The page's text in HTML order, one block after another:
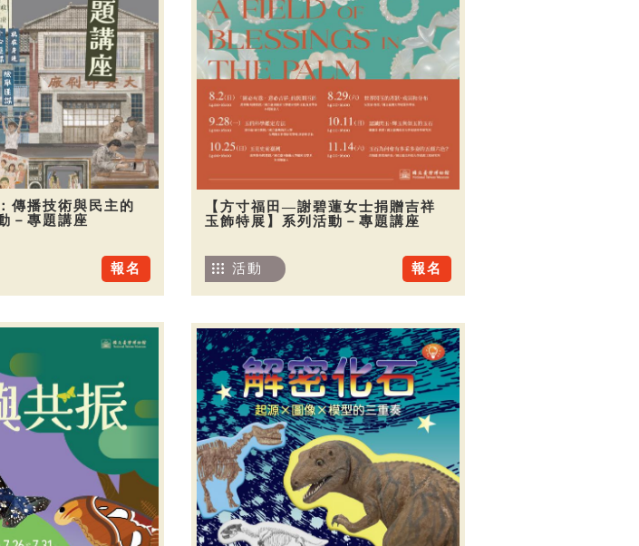
傳播技術與民主的
－專題講座
報名
【方寸福田—謝碧蓮女士捐贈吉祥
玉飾特展】系列活動－專題講座
報名
活動